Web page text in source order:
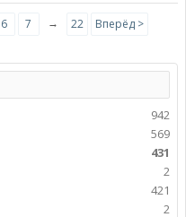
942
569
431
2
421
2
6 7 → 22 Вперёд >